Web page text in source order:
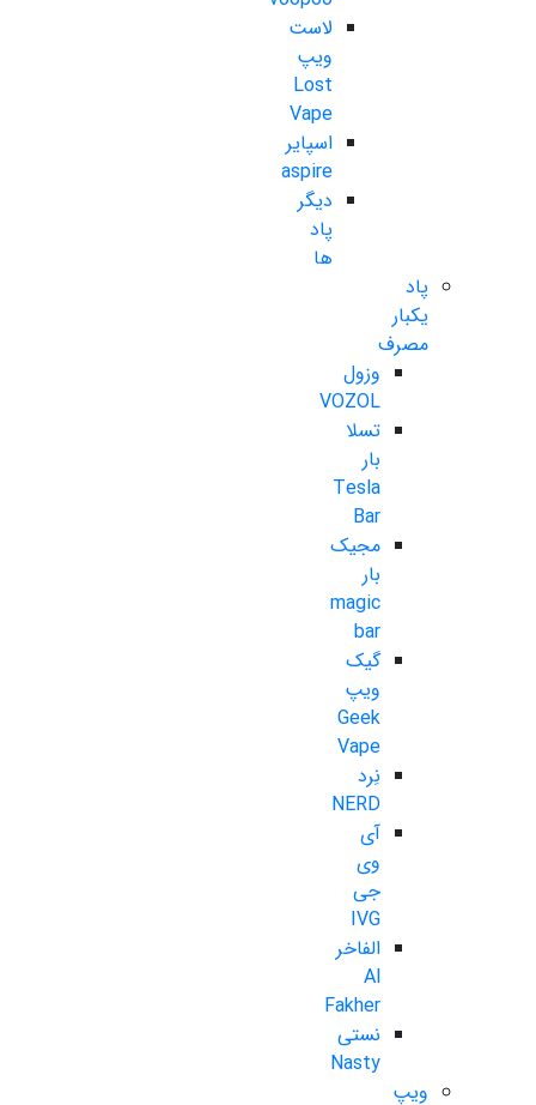
لاست
ویپ
Lost
Vape
اسپایر
aspire
دیگر
پاد
ها
پاد
یکبار
مصرف
وزول
VOZOL
تسلا
بار
Tesla
Bar
مجیک
بار
magic
bar
گیک
ویپ
Geek
Vape
نِرد
NERD
آی
وی
جی
IVG
الفاخر
Al
Fakher
نستی
Nasty
ویپ